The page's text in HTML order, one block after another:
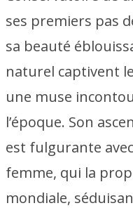
ses premiers pas
sa beauté
naturel captivent
une muse
l’époque. Son
est fulgurante
femme, qui la
mondiale,